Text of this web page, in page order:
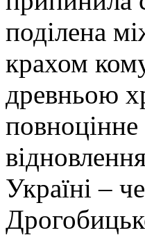
поділена
крахом
древньою
Україні –